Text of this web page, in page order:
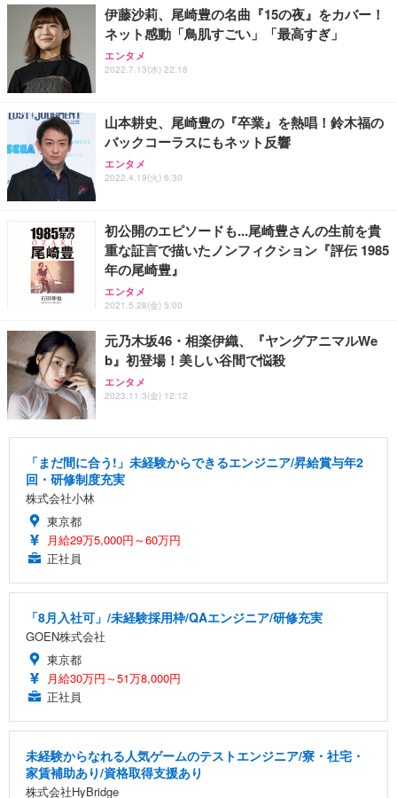
伊藤沙莉、尾崎豊の名曲『15の夜』をカバー！
ネット感動「鳥肌すごい」「最高すぎ」
エンタメ
2022.7.13(水) 22:18
山本耕史、尾崎豊の『卒業』を熱唱！鈴木福の
バックコーラスにもネット反響
エンタメ
2022.4.19(火) 6:30
初公開のエピソードも...尾崎豊さんの生前を貴
重な証言で描いたノンフィクション『評伝 1985
年の尾崎豊』
エンタメ
2021.5.28(金) 5:00
元乃木坂46・相楽伊織、『ヤングアニマルWe
b』初登場！美しい谷間で悩殺
エンタメ
2023.11.3(金) 12:12
「まだ間に合う!」未経験からできるエンジニア/昇給賞与年2
回・研修制度充実
株式会社小林
東京都
月給29万5,000円～60万円
正社員
「8月入社可」/未経験採用枠/QAエンジニア/研修充実
GOEN株式会社
東京都
月給30万円～51万8,000円
正社員
未経験からなれる人気ゲームのテストエンジニア/寮・社宅・
家賃補助あり/資格取得支援あり
株式会社HyBridge